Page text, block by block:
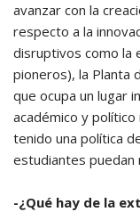
avanzar con la
respecto a la
disruptivos como la
pioneros), la Planta
que ocupa un lugar
académico y político
tenido una política
estudiantes puedan
-¿Qué hay de la